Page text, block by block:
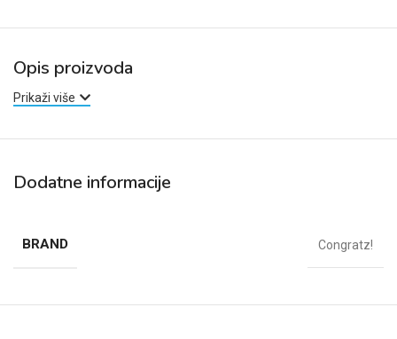
Opis proizvoda
Prikaži više
Dodatne informacije
BRAND Congratz!